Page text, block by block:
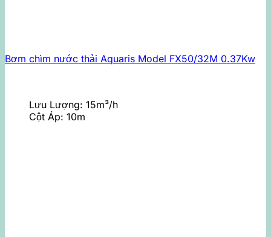
Bơm chìm nước thải Aquaris Model FX50/32M 0.37Kw
Lưu Lượng: 15m³/h
Cột Áp: 10m